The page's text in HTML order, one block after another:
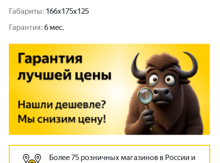
Габариты: 166x175x125
Гарантия: 6 мес.
Более 75 розничных магазинов в России и